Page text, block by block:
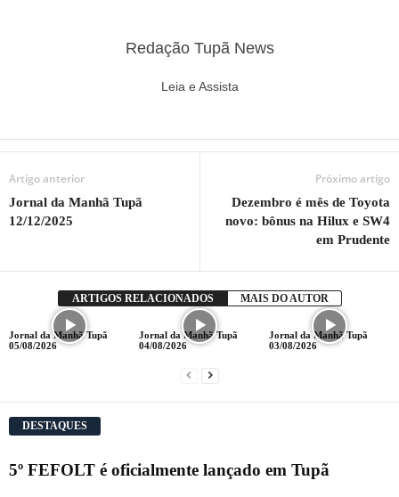
Redação Tupã News
Leia e Assista
Artigo anterior
Jornal da Manhã Tupã
12/12/2025
Próximo artigo
Dezembro é mês de Toyota
novo: bônus na Hilux e SW4
em Prudente
ARTIGOS RELACIONADOS MAIS DO AUTOR
Jornal da Manhã Tupã
05/08/2026
Jornal da Manhã Tupã
04/08/2026
Jornal da Manhã Tupã
03/08/2026
DESTAQUES
5º FEFOLT é oficialmente lançado em Tupã